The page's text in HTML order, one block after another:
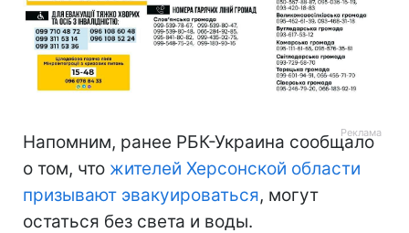
Напомним, ранее РБК-Украина сообщало
о том, что жителей Херсонской области
призывают эвакуироваться, могут
остаться без света и воды.